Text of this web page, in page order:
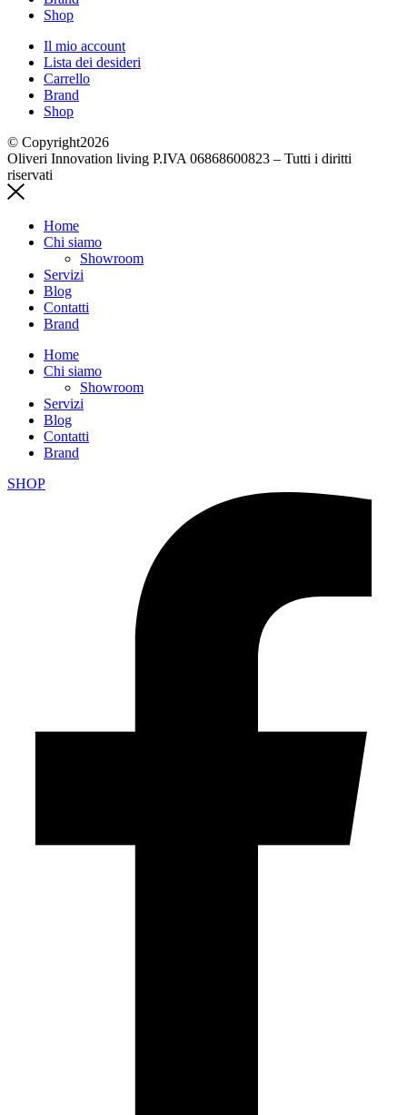
Shop
Il mio account
Lista dei desideri
Carrello
Brand
Shop
© Copyright2026
Oliveri Innovation living P.IVA 06868600823 – Tutti i diritti
riservati
Home
Chi siamo
Showroom
Servizi
Blog
Contatti
Brand
Home
Chi siamo
Showroom
Servizi
Blog
Contatti
Brand
SHOP